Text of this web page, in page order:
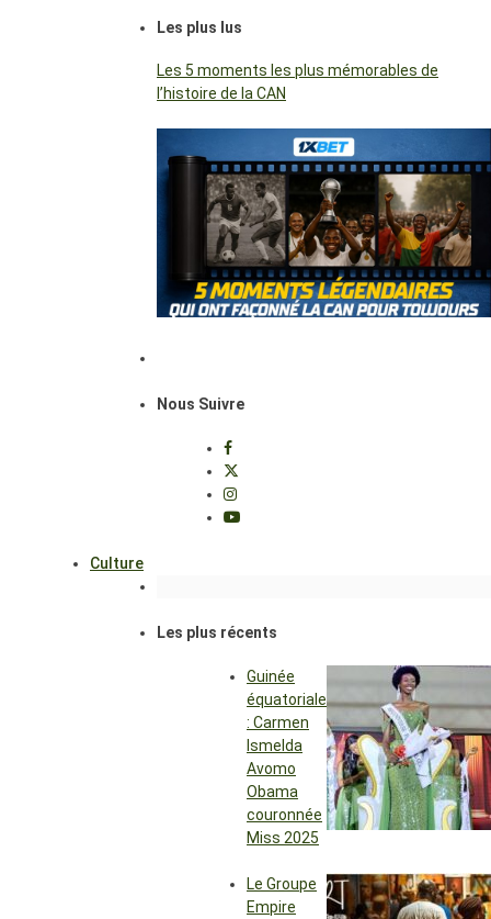
Les plus lus
Les 5 moments les plus mémorables de
l’histoire de la CAN
Nous Suivre
Culture
Les plus récents
Guinée
équatoriale
: Carmen
Ismelda
Avomo
Obama
couronnée
Miss 2025
Le Groupe
Empire